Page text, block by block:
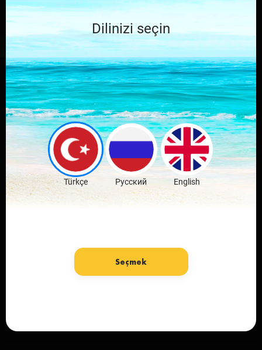
Download mobile
application
favorite city
Download Free
Dilinizi seçin
Türkçe Русский English
Seçmek